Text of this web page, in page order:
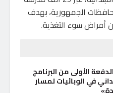
الجمهورية، بهدف
أمراض سوء التغذية.
الأولى من البرنامج
في الوبائيات لمسار